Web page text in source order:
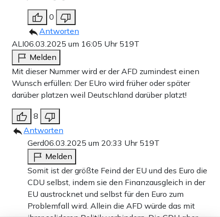
0
Antworten
ALI06.03.2025 um 16:05 Uhr 519T
Melden
Mit dieser Nummer wird er der AFD zumindest einen
Wunsch erfüllen: Der EUro wird früher oder später
darüber platzen weil Deutschland darüber platzt!
8
Antworten
Gerd06.03.2025 um 20:33 Uhr 519T
Melden
Somit ist der größte Feind der EU und des Euro die
CDU selbst, indem sie den Finanzausgleich in der
EU austrocknet und selbst für den Euro zum
Problemfall wird. Allein die AFD würde das mit